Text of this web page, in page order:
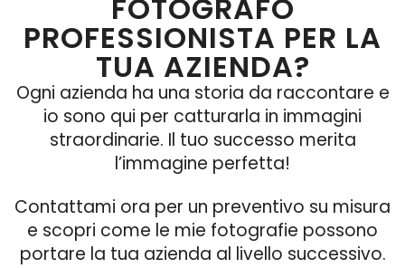
FOTOGRAFO
PROFESSIONISTA PER LA
TUA AZIENDA?
Ogni azienda ha una storia da raccontare e
io sono qui per catturarla in immagini
straordinarie. Il tuo successo merita
l’immagine perfetta!
Contattami ora per un preventivo su misura
e scopri come le mie fotografie possono
portare la tua azienda al livello successivo.